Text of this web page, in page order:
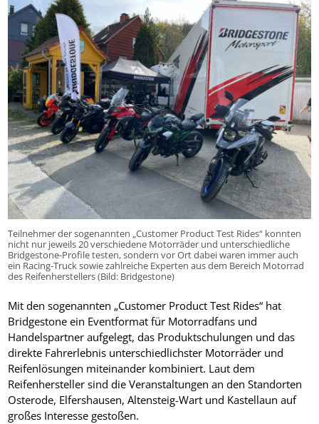
Teilnehmer der sogenannten „Customer Product Test Rides“ konnten
nicht nur jeweils 20 verschiedene Motorräder und unterschiedliche
Bridgestone-Profile testen, sondern vor Ort dabei waren immer auch
ein Racing-Truck sowie zahlreiche Experten aus dem Bereich Motorrad
des Reifenherstellers (Bild: Bridgestone)
Mit den sogenannten „Customer Product Test Rides“ hat
Bridgestone ein Eventformat für Motorradfans und
Handelspartner aufgelegt, das Produktschulungen und das
direkte Fahrerlebnis unterschiedlichster Motorräder und
Reifenlösungen miteinander kombiniert. Laut dem
Reifenhersteller sind die Veranstaltungen an den Standorten
Osterode, Elfershausen, Altensteig-Wart und Kastellaun auf
großes Interesse gestoßen.